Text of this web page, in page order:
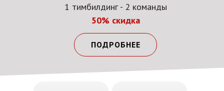
1 тимбилдинг - 2 команды
50% скидка
ПОДРОБНЕЕ